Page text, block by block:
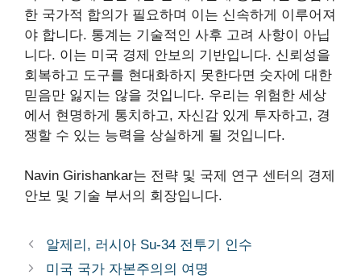
한 국가적 합의가 필요하며 이는 신속하게 이루어져
야 합니다. 통계는 기술적인 사후 고려 사항이 아닙
니다. 이는 미국 경제 안보의 기반입니다. 신뢰성을
회복하고 도구를 현대화하지 못한다면 숫자에 대한
믿음만 잃지는 않을 것입니다. 우리는 위험한 세상
에서 현명하게 통치하고, 자신감 있게 투자하고, 경
쟁할 수 있는 능력을 상실하게 될 것입니다.
Navin Girishankar는 전략 및 국제 연구 센터의 경제
안보 및 기술 부서의 회장입니다.
알제리, 러시아 Su-34 전투기 인수
미국 국가 자본주의의 여명